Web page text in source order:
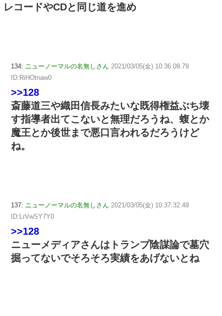
レコードやCDと同じ道を進め
134: ニューノーマルの名無しさん 2021/03/05(金) 10:36:09.79
ID:RiHOtnaw0
>>128
斎藤道三や織田信長みたいな既得権益ぶち壊
す指導者出てこないと無理だろうね、蝮とか
魔王とか後世まで悪口言われるだろうけど
ね。
137: ニューノーマルの名無しさん 2021/03/05(金) 10:37:32.49
ID:LrVwSY7Y0
>>128
ニューメディアさんはトランプ陰謀論で墓穴
掘ってないでそろそろ実績をあげないとね